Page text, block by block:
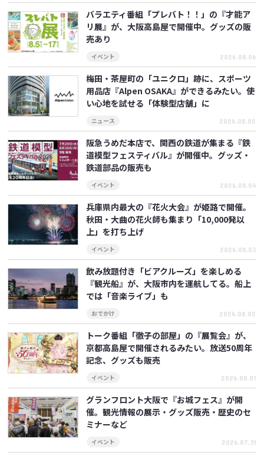
バラエティ番組「プレバト！！」の『才能ア
リ展』が、大阪高島屋で開催中。グッズの販
売あり
イベント 2026.08.06
梅田・茶屋町の「ユニクロ」跡に、スポーツ
用品店『Alpen OSAKA』ができるみたい。使
い心地を試せる「体験型店舗」に
ニュース 2026.08.05
阪急うめだ本店で、関西の鉄道が集まる『鉄
道模型フェスティバル』が開催中。グッズ・
鉄道部品の販売も
イベント 2026.08.04
兵庫県内最大の『花火大会』が姫路で開催。
秋田・大曲の花火師も集まり「10,000発以
上」を打ち上げ
イベント 2026.08.03
飲み放題付き「ビアクルーズ」を楽しめる
『観光船』が、大阪市内を運航してる。船上
では「音楽ライブ」も
おでかけ 2026.08.02
トーク番組「徹子の部屋」の『展覧会』が、
京都高島屋で開催されるみたい。放送50周年
記念、グッズも販売
イベント 2026.08.01
グランフロント大阪で『お城フェス』が開
催。観光情報の展示・グッズ販売・歴史のセ
ミナーなど
イベント 2026.07.31